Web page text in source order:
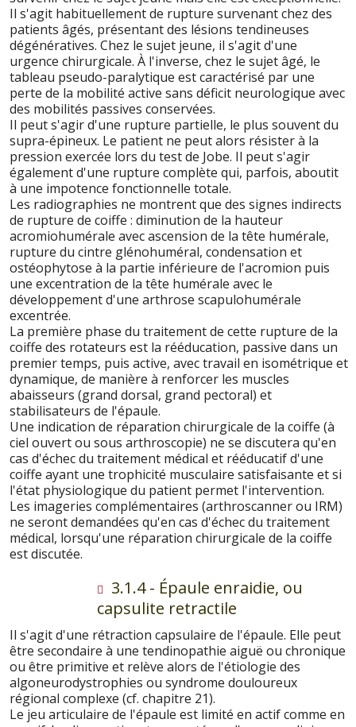
Il s'agit habituellement de rupture survenant chez des
patients âgés, présentant des lésions tendineuses
dégénératives. Chez le sujet jeune, il s'agit d'une
urgence chirurgicale. À l'inverse, chez le sujet âgé, le
tableau pseudo-paralytique est caractérisé par une
perte de la mobilité active sans déficit neurologique avec
des mobilités passives conservées.
Il peut s'agir d'une rupture partielle, le plus souvent du
supra-épineux. Le patient ne peut alors résister à la
pression exercée lors du test de Jobe. Il peut s'agir
également d'une rupture complète qui, parfois, aboutit
à une impotence fonctionnelle totale.
Les radiographies ne montrent que des signes indirects
de rupture de coiffe : diminution de la hauteur
acromiohumérale avec ascension de la tête humérale,
rupture du cintre glénohuméral, condensation et
ostéophytose à la partie inférieure de l'acromion puis
une excentration de la tête humérale avec le
développement d'une arthrose scapulohumérale
excentrée.
La première phase du traitement de cette rupture de la
coiffe des rotateurs est la rééducation, passive dans un
premier temps, puis active, avec travail en isométrique et
dynamique, de manière à renforcer les muscles
abaisseurs (grand dorsal, grand pectoral) et
stabilisateurs de l'épaule.
Une indication de réparation chirurgicale de la coiffe (à
ciel ouvert ou sous arthroscopie) ne se discutera qu'en
cas d'échec du traitement médical et rééducatif d'une
coiffe ayant une trophicité musculaire satisfaisante et si
l'état physiologique du patient permet l'intervention.
Les imageries complémentaires (arthroscanner ou IRM)
ne seront demandées qu'en cas d'échec du traitement
médical, lorsqu'une réparation chirurgicale de la coiffe
est discutée.
3.1.4 - Épaule enraidie, ou
capsulite retractile
Il s'agit d'une rétraction capsulaire de l'épaule. Elle peut
être secondaire à une tendinopathie aiguë ou chronique
ou être primitive et relève alors de l'étiologie des
algoneurodystrophies ou syndrome douloureux
régional complexe (cf. chapitre 21).
Le jeu articulaire de l'épaule est limité en actif comme en